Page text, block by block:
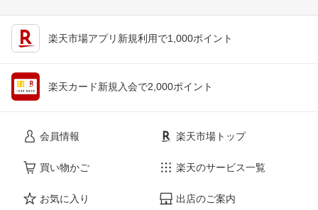
楽天市場アプリ新規利用で1,000ポイント
楽天カード新規入会で2,000ポイント
会員情報
買い物かご
お気に入り
楽天市場トップ
楽天のサービス一覧
出店のご案内